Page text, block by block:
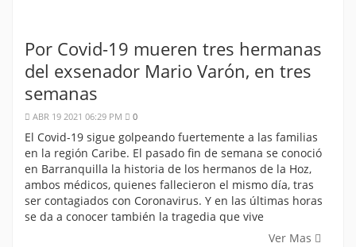
Por Covid-19 mueren tres hermanas
del exsenador Mario Varón, en tres
semanas
ABR 19 2021 06:29 PM 0
El Covid-19 sigue golpeando fuertemente a las familias
en la región Caribe. El pasado fin de semana se conoció
en Barranquilla la historia de los hermanos de la Hoz,
ambos médicos, quienes fallecieron el mismo día, tras
ser contagiados con Coronavirus. Y en las últimas horas
se da a conocer también la tragedia que vive
Ver Mas